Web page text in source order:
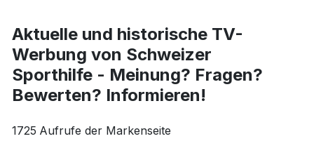
Aktuelle und historische TV-
Werbung von Schweizer
Sporthilfe - Meinung? Fragen?
Bewerten? Informieren!
1725 Aufrufe der Markenseite